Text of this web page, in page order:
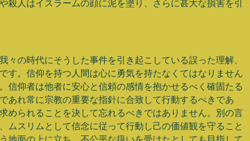
殺人はイスラームの顔に泥を塗り、さらに甚大な損害を引
の時代にそうした事件を引き起こしている誤った理解、
す。信仰を持つ人間は心に勇気を持たなくてはなりません
信仰者は他者に安心と信頼の感情を抱かせるべく確固たる
あれ常に宗教の重要な指針に合致して行動するべきであ
められることを決して忘れるべきではありません。別の言
ムスリムとして信念に従って行動し己の価値観を守ること